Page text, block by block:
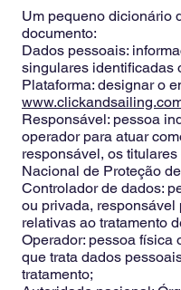
Um pequeno dicionário
documento:
Dados pessoais:
singulares identificadas
Plataforma: designar o
Responsável: pessoa
operador para atuar
responsável, os
Nacional de Proteção
Controlador de dados:
ou privada,
relativas ao tratamento
Operador: pessoa física
que trata dados
tratamento;